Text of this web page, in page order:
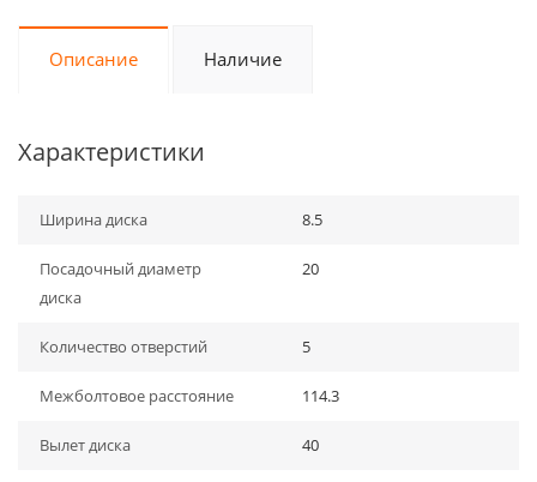
Описание Наличие
Характеристики
Ширина диска 8.5
Посадочный диаметр
диска
20
Количество отверстий 5
Межболтовое расстояние 114.3
Вылет диска 40